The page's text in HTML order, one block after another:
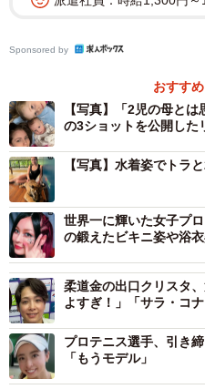
金メダル獲得は同競技史上
決めたとロシアメディアが報
Sponsored by
おすす
【写真】「2児の母と
の3ショットを公開した
【写真】水着姿でトラ
世界一に輝いた女子プ
の鍛えたビキニ姿や浴
柔道金の出口クリスタ
よすぎ！」「サラ・コ
プロテニス選手、引き
「もうモデル」